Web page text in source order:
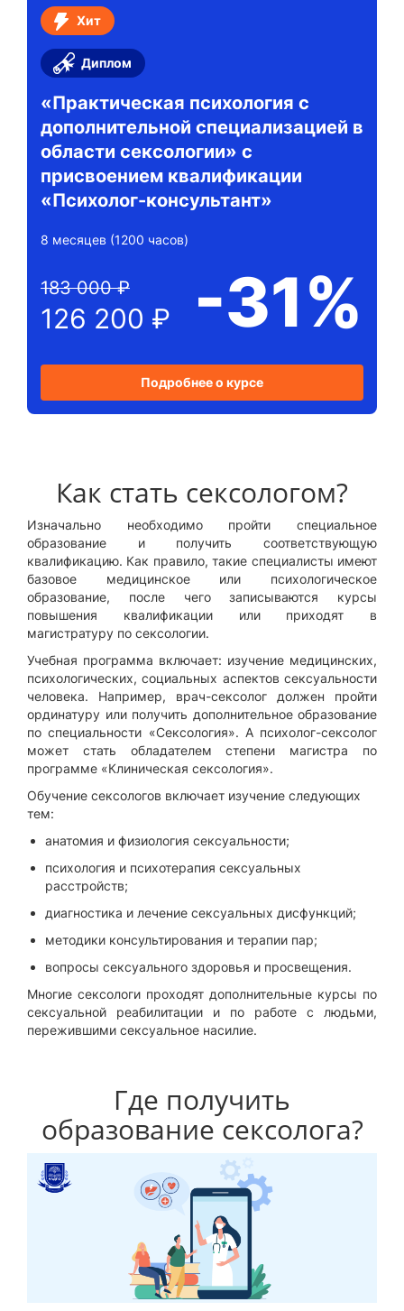
Хит
Диплом
«Практическая психология с
дополнительной специализацией в
области сексологии» с
присвоением квалификации
«Психолог-консультант»
8 месяцев (1200 часов)
126 200 ₽
183 000 ₽ -31%
Подробнее о курсе
Как стать сексологом?
Изначально необходимо пройти специальное
образование и получить соответствующую
квалификацию. Как правило, такие специалисты имеют
базовое медицинское или психологическое
образование, после чего записываются курсы
повышения квалификации или приходят в
магистратуру по сексологии.
Учебная программа включает: изучение медицинских,
психологических, социальных аспектов сексуальности
человека. Например, врач-сексолог должен пройти
ординатуру или получить дополнительное образование
по специальности «Сексология». А психолог-сексолог
может стать обладателем степени магистра по
программе «Клиническая сексология».
Обучение сексологов включает изучение следующих
тем:
анатомия и физиология сексуальности;
психология и психотерапия сексуальных
расстройств;
диагностика и лечение сексуальных дисфункций;
методики консультирования и терапии пар;
вопросы сексуального здоровья и просвещения.
Многие сексологи проходят дополнительные курсы по
сексуальной реабилитации и по работе с людьми,
пережившими сексуальное насилие.
Где получить
образование сексолога?